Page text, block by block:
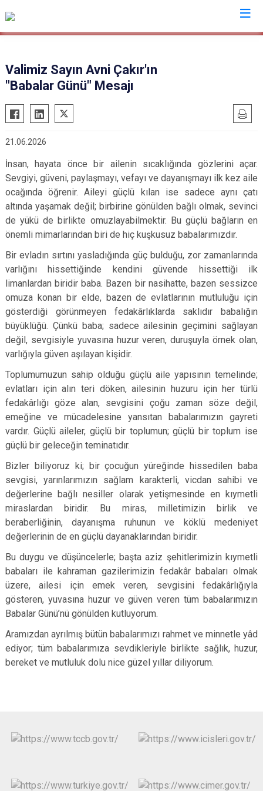
Valilikler
Valimiz Sayın Avni Çakır'ın
"Babalar Günü" Mesajı
21.06.2026
İnsan, hayata önce bir ailenin sıcaklığında gözlerini açar.
Sevgiyi, güveni, paylaşmayı, vefayı ve dayanışmayı ilk kez aile
ocağında öğrenir. Aileyi güçlü kılan ise sadece aynı çatı
altında yaşamak değil; birbirine gönülden bağlı olmak, sevinci
de yükü de birlikte omuzlayabilmektir. Bu güçlü bağların en
önemli mimarlarından biri de hiç kuşkusuz babalarımızdır.
Bir evladın sırtını yasladığında güç bulduğu, zor zamanlarında
varlığını hissettiğinde kendini güvende hissettiği ilk
limanlardan biridir baba. Bazen bir nasihatte, bazen sessizce
omuza konan bir elde, bazen de evlatlarının mutluluğu için
gösterdiği görünmeyen fedakârlıklarda saklıdır babalığın
büyüklüğü. Çünkü baba; sadece ailesinin geçimini sağlayan
değil, sevgisiyle yuvasına huzur veren, duruşuyla örnek olan,
varlığıyla güven aşılayan kişidir.
Toplumumuzun sahip olduğu güçlü aile yapısının temelinde;
evlatları için alın teri döken, ailesinin huzuru için her türlü
fedakârlığı göze alan, sevgisini çoğu zaman söze değil,
emeğine ve mücadelesine yansıtan babalarımızın gayreti
vardır. Güçlü aileler, güçlü bir toplumun; güçlü bir toplum ise
güçlü bir geleceğin teminatıdır.
Bizler biliyoruz ki; bir çocuğun yüreğinde hissedilen baba
sevgisi, yarınlarımızın sağlam karakterli, vicdan sahibi ve
değerlerine bağlı nesiller olarak yetişmesinde en kıymetli
miraslardan biridir. Bu miras, milletimizin birlik ve
beraberliğinin, dayanışma ruhunun ve köklü medeniyet
değerlerinin de en güçlü dayanaklarından biridir.
Bu duygu ve düşüncelerle; başta aziz şehitlerimizin kıymetli
babaları ile kahraman gazilerimizin fedakâr babaları olmak
üzere, ailesi için emek veren, sevgisini fedakârlığıyla
gösteren, yuvasına huzur ve güven veren tüm babalarımızın
Babalar Günü’nü gönülden kutluyorum.
Aramızdan ayrılmış bütün babalarımızı rahmet ve minnetle yâd
ediyor; tüm babalarımıza sevdikleriyle birlikte sağlık, huzur,
bereket ve mutluluk dolu nice güzel yıllar diliyorum.